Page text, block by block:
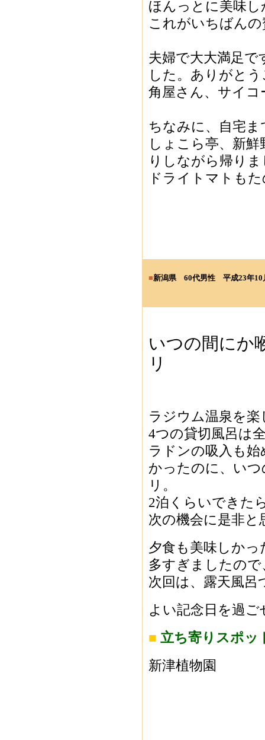
ほんっとに美味
これがいちばん
夫婦で大大満足
した。ありがと
角屋さん、サイコ
ちなみに、自宅
しょこら亭、新
りしながら帰り
ドライトマトも
■新潟県 60代男性 平成23年10
いつの間にか
リ
ラジウム温泉を
4つの貸切風呂は
ラドンの吸入も
かったのに、い
リ。
2泊くらいできた
次の機会に是非と
夕食も美味しか
多すぎましたので
次回は、露天風
よい記念日を過
■ 立ち寄りスポッ
新津植物園